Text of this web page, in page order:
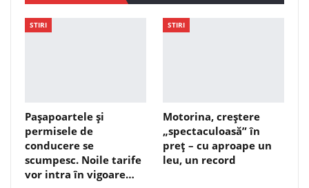
STIRI
Pașapoartele și
permisele de
conducere se
scumpesc. Noile tarife
vor intra în vigoare…
STIRI
Motorina, creștere
„spectaculoasă” în
preț – cu aproape un
leu, un record